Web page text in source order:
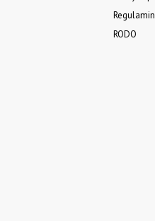
Regulamin
RODO